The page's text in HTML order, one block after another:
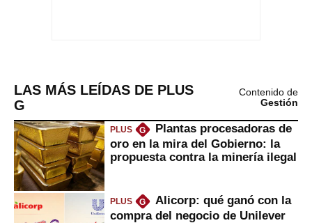
LAS MÁS LEÍDAS DE PLUS
G
Contenido de
Gestión
PLUS G
Plantas procesadoras de
oro en la mira del Gobierno: la
propuesta contra la minería ilegal
PLUS G
Alicorp: qué ganó con la
compra del negocio de Unilever